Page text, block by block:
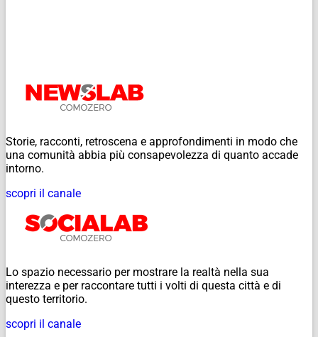
Storie, racconti, retroscena e approfondimenti in modo che
una comunità abbia più consapevolezza di quanto accade
intorno.
scopri il canale
Lo spazio necessario per mostrare la realtà nella sua
interezza e per raccontare tutti i volti di questa città e di
questo territorio.
scopri il canale